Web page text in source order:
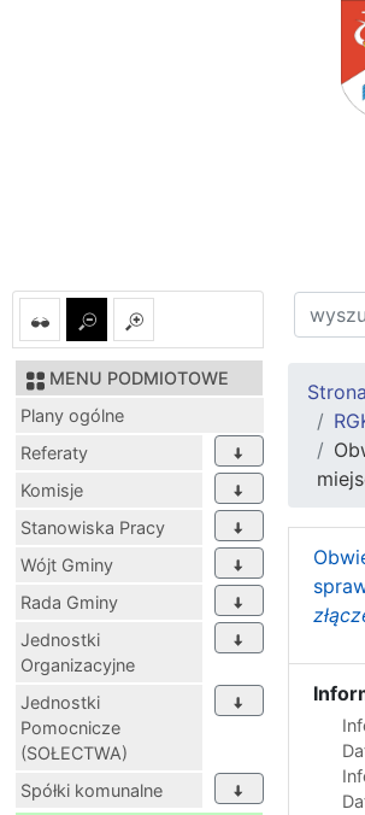
MENU PODMIOTOWE
Plany ogólne
Referaty
Komisje
Stanowiska Pracy
Wójt Gminy
Rada Gminy
Jednostki
Organizacyjne
Jednostki
Pomocnicze
(SOŁECTWA)
Spółki komunalne